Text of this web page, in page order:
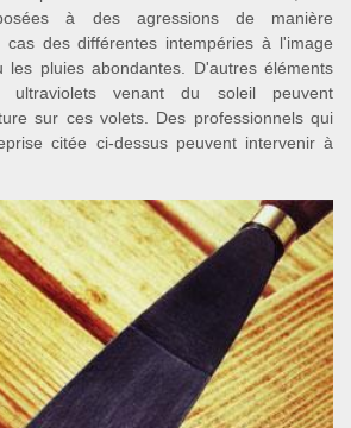
à des agressions de manière
cas des différentes intempéries à l'image
les pluies abondantes. D'autres éléments
ultraviolets venant du soleil peuvent
sur ces volets. Des professionnels qui
citée ci-dessus peuvent intervenir à